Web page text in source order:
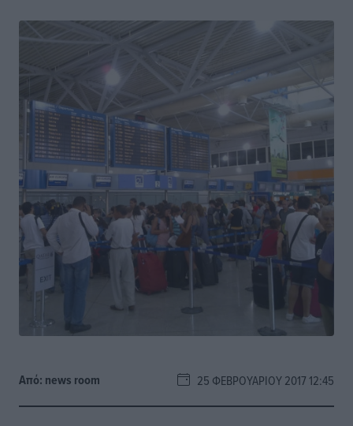
Από: news room 25 ΦΕΒΡΟΥΑΡΊΟΥ 2017 12:45